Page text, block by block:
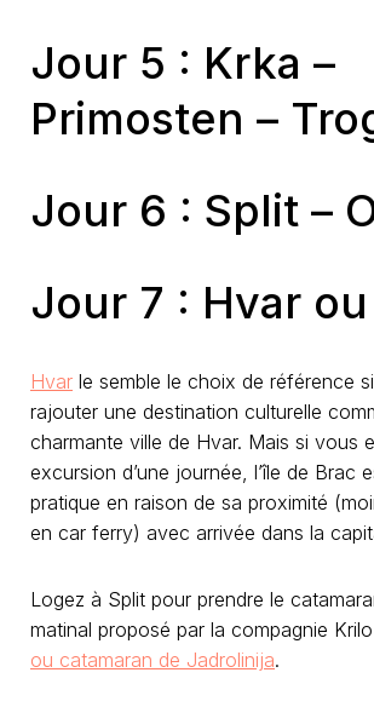
Jour 5 : Krka –
Primosten –
Jour 6 : Split –
Jour 7 : Hvar
Hvar le semble le choix de référence
rajouter une destination culturelle
charmante ville de Hvar. Mais si vous
excursion d’une journée, l’île de Brac
pratique en raison de sa proximité
en car ferry) avec arrivée dans la
Logez à Split pour prendre le
matinal proposé par la compagnie
ou catamaran de Jadrolinija.